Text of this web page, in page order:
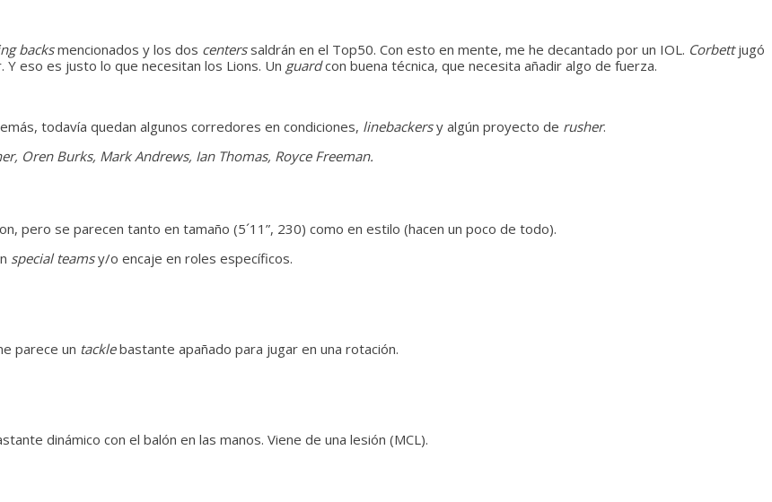
backsmencionados y los dos centerssaldrán en el Top50. Con esto en mente, me he decantado por un IOL. Corbettjugó
eso es justo lo que necesitan los Lions. Un guardcon buena técnica, que necesita añadir algo de fuerza.
todavía quedan algunos corredores en condiciones, linebackersy algún proyecto de rusher.
Oren Burks, Mark Andrews, Ian Thomas, Royce Freeman.
pero se parecen tanto en tamaño (5´11”, 230) como en estilo (hacen un poco de todo).
special teamsy/o encaje en roles específicos.
parece un tacklebastante apañado para jugar en una rotación.
dinámico con el balón en las manos. Viene de una lesión (MCL).